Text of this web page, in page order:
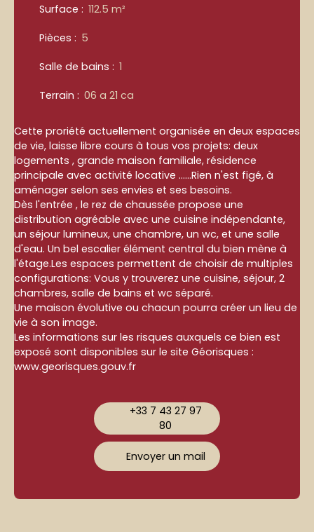
Surface : 112.5 m²
Pièces : 5
Salle de bains : 1
Terrain : 06 a 21 ca
Cette proriété actuellement organisée en deux espaces
de vie, laisse libre cours à tous vos projets: deux
logements , grande maison familiale, résidence
principale avec activité locative ......Rien n'est figé, à
aménager selon ses envies et ses besoins.
Dès l'entrée , le rez de chaussée propose une
distribution agréable avec une cuisine indépendante,
un séjour lumineux, une chambre, un wc, et une salle
d'eau. Un bel escalier élément central du bien mène à
l'étage.Les espaces permettent de choisir de multiples
configurations: Vous y trouverez une cuisine, séjour, 2
chambres, salle de bains et wc séparé.
Une maison évolutive ou chacun pourra créer un lieu de
vie à son image.
Les informations sur les risques auxquels ce bien est
exposé sont disponibles sur le site Géorisques :
www.georisques.gouv.fr
+33 7 43 27 97
80
Envoyer un mail